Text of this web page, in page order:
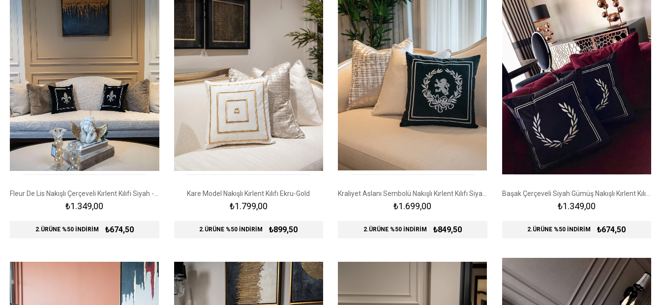
₺1.349,00
2.ÜRÜNE %50 İNDİRİM ₺674,50
Kare Model Nakışlı Kırlent Kılıfı Ekru-Gold
₺1.799,00
2.ÜRÜNE %50 İNDİRİM ₺899,50
₺1.699,00
2.ÜRÜNE %50 İNDİRİM ₺849,50
₺1.349,00
2.ÜRÜNE %50 İNDİRİM ₺674,50